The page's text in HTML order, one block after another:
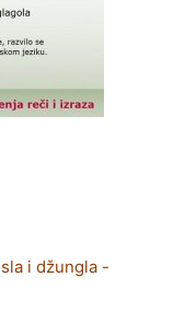
i džungla -